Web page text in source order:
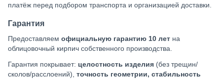
платёж перед подбором транспорта и организацией доставки.
Гарантия
Предоставляем официальную гарантию 10 лет на
облицовочный кирпич собственного производства.
Гарантия покрывает: целостность изделия (без трещин/
сколов/расслоений), точность геометрии, стабильность